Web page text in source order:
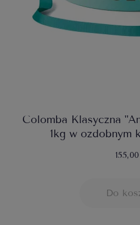
Colomba Klasyczna
1kg w ozdobnym
Do